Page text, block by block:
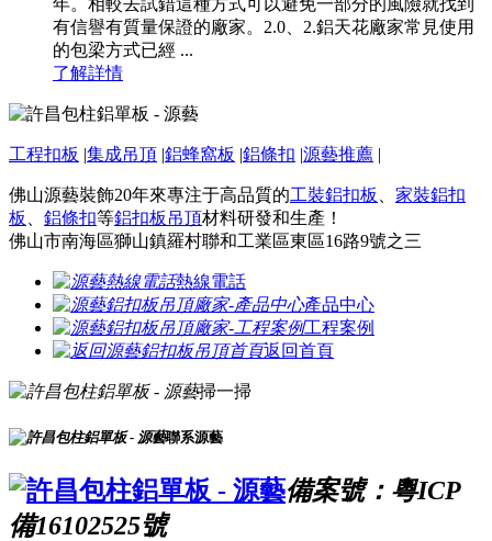
年。相較去試錯這種方式可以避免一部分的風險就找到
有信譽有質量保證的廠家。2.0、2.鋁天花廠家常見使用
的包梁方式已經 ...
了解詳情
工程扣板 |集成吊頂 |鋁蜂窩板 |鋁條扣 |源藝推薦 |
佛山源藝裝飾20年來專注于高品質的工裝鋁扣板
家裝鋁扣
板
鋁條扣等鋁扣板吊頂材料研發和生產！
佛山市南海區獅山鎮羅村聯和工業區東區16路9號之三
熱線電話
產品中心
工程案例
返回首頁
掃一掃
聯系源藝
備案號：粵ICP
備16102525號